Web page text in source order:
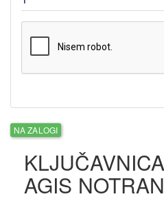
NA ZALOGI
AGIS